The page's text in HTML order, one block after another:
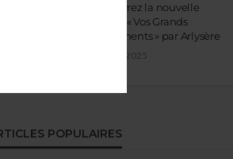
Découvrez la nouvelle
édition « Vos Grands
Événements » par Arlysère
5 mai 2025
POPULAIRES